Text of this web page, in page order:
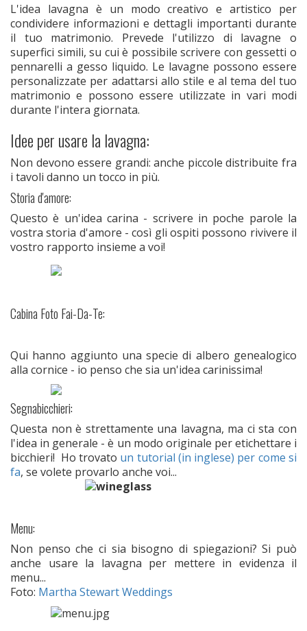
L'idea lavagna è un modo creativo e artistico per
condividere informazioni e dettagli importanti durante
il tuo matrimonio. Prevede l'utilizzo di lavagne o
superfici simili, su cui è possibile scrivere con gessetti o
pennarelli a gesso liquido. Le lavagne possono essere
personalizzate per adattarsi allo stile e al tema del tuo
matrimonio e possono essere utilizzate in vari modi
durante l'intera giornata.
Idee per usare la lavagna:
Non devono essere grandi: anche piccole distribuite fra
i tavoli danno un tocco in più.
Storia d'amore:
Questo è un'idea carina - scrivere in poche parole la
vostra storia d'amore - così gli ospiti possono rivivere il
vostro rapporto insieme a voi!
Cabina Foto Fai-Da-Te:
Qui hanno aggiunto una specie di albero genealogico
alla cornice - io penso che sia un'idea carinissima!
Segnabicchieri:
Questa non è strettamente una lavagna, ma ci sta con
l'idea in generale - è un modo originale per etichettare i
bicchieri! Ho trovato un tutorial (in inglese) per come si
fa, se volete provarlo anche voi...
Menu:
Non penso che ci sia bisogno di spiegazioni? Si può
anche usare la lavagna per mettere in evidenza il
menu...
Foto: Martha Stewart Weddings